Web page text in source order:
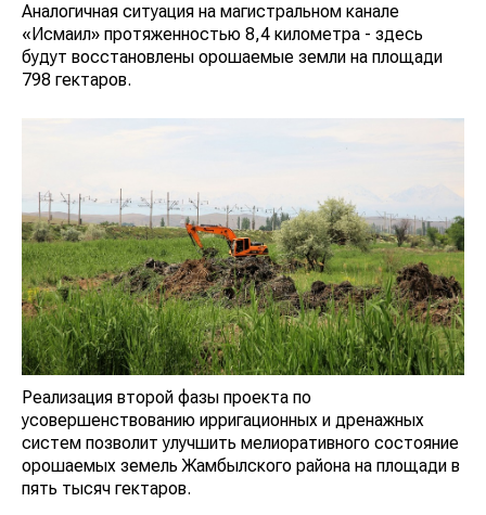
Аналогичная ситуация на магистральном канале
«Исмаил» протяженностью 8,4 километра - здесь
будут восстановлены орошаемые земли на площади
798 гектаров.
Реализация второй фазы проекта по
усовершенствованию ирригационных и дренажных
систем позволит улучшить мелиоративного состояние
орошаемых земель Жамбылского района на площади в
пять тысяч гектаров.